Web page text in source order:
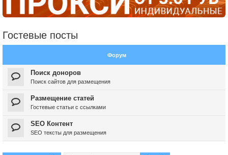
Гостевые посты
Форум
Поиск доноров
Поиск сайтов для размещения
Размещение статей
Гостевые статьи с ссылками
SEO Контент
SEO тексты для размещения